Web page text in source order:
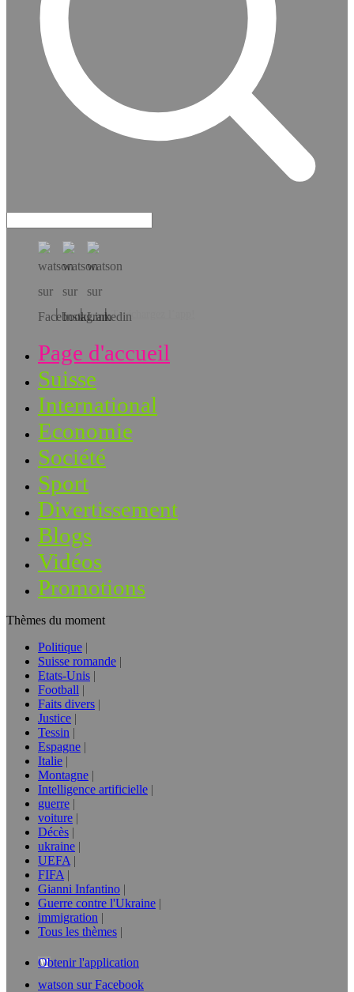
Téléchargez l’app!
Page d'accueil
Suisse
International
Economie
Société
Sport
Divertissement
Blogs
Vidéos
Promotions
Thèmes du moment
Politique
Suisse romande
Etats-Unis
Football
Faits divers
Justice
Tessin
Espagne
Italie
Montagne
Intelligence artificielle
guerre
voiture
Décès
ukraine
UEFA
FIFA
Gianni Infantino
Guerre contre l'Ukraine
immigration
Tous les thèmes
Obtenir l'application
watson sur Facebook